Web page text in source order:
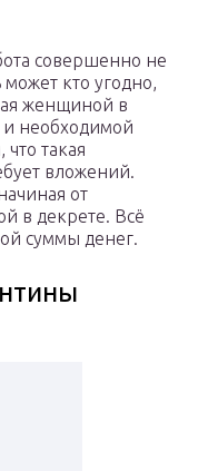
совершенно не
кто угодно,
женщиной в
и необходимой
такая
вложений.
от
в декрете. Всё
суммы денег.